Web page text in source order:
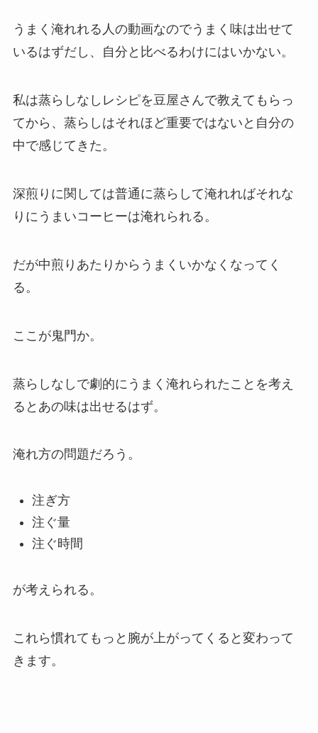
うまく淹れれる人の動画なのでうまく味は出せて
いるはずだし、自分と比べるわけにはいかない。
私は蒸らしなしレシピを豆屋さんで教えてもらっ
てから、蒸らしはそれほど重要ではないと自分の
中で感じてきた。
深煎りに関しては普通に蒸らして淹れればそれな
りにうまいコーヒーは淹れられる。
だが中煎りあたりからうまくいかなくなってく
る。
ここが鬼門か。
蒸らしなしで劇的にうまく淹れられたことを考え
るとあの味は出せるはず。
淹れ方の問題だろう。
注ぎ方
注ぐ量
注ぐ時間
が考えられる。
これら慣れてもっと腕が上がってくると変わって
きます。